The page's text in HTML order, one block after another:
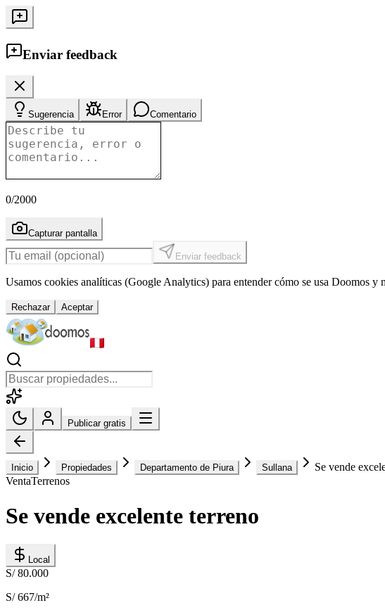
Enviar feedback
Sugerencia Error Comentario
0/2000
Capturar pantalla
Enviar feedback
Usamos cookies analíticas (Google Analytics) para entender cómo se usa Doomos y
Rechazar Aceptar
Publicar gratis
Inicio Propiedades Departamento de Piura Sullana
Se vende
VentaTerrenos
Se vende excelente terreno
Local
S/ 80.000
S/ 667/m²